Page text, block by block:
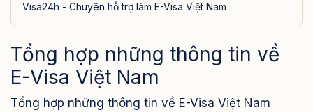
Visa24h - Chuyên hỗ trợ làm E-Visa Việt Nam
Tổng hợp những thông tin về
E-Visa Việt Nam
Tổng hợp những thông tin về E-Visa Việt Nam